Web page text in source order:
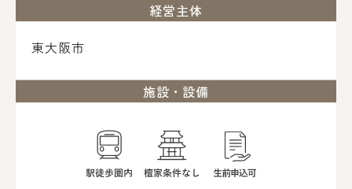
経営主体
東大阪市
施設・設備